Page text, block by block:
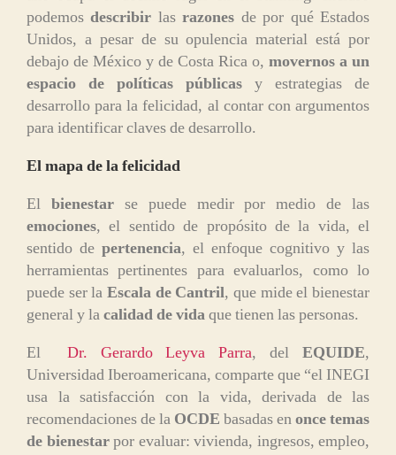
podemosdescribir lasrazones de por qué Estados
Unidos, a pesar de su opulencia material está por
debajo de México y de Costa Rica o, movernos a un
espacio de políticas públicas y estrategias de
desarrollo para la felicidad, al contar con argumentos
para identificar claves de desarrollo.
El mapa de la felicidad
El bienestarse puede medir por medio de las
emociones, el sentido de propósito de la vida, el
sentido de pertenencia, el enfoque cognitivo y las
herramientas pertinentes para evaluarlos, como lo
puede ser la Escala de Cantril, que mide el bienestar
general y lacalidad de vidaque tienen las personas.
El
Dr. Gerardo Leyva Parra, delEQUIDE,
Universidad Iberoamericana, comparte que “el INEGI
usa la satisfacción con la vida, derivada de las
recomendaciones de la OCDE basadas enonce temas
de bienestarpor evaluar: vivienda, ingresos, empleo,